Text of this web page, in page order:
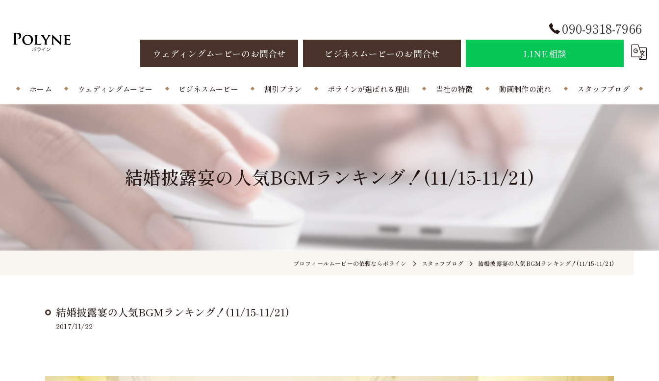
090-9318-7966
ウェディングムービーのお問合せ ビジネスムービーのお問合せ LINE相談
ホーム ウェディングムービー
エンドロール/当日撮影
オープニングムービー
ビジネスムービー 割引プラン ポラインが選ばれる理由 当社の特徴
結婚式
曲
動画制作の流れ スタッフブログ
ポラインのコラム
結婚披露宴の人気BGMランキング！(11/15-11/21)
プロフィールムービーの依頼ならポライン スタッフブログ 結婚披露宴の人気BGMランキング！(11/15-11/21)
結婚披露宴の人気BGMランキング！(11/15-11/21)
2017/11/22